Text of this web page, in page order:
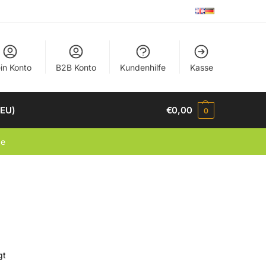
Konto B2B Konto Kundenhilfe Kasse
€0,00 0